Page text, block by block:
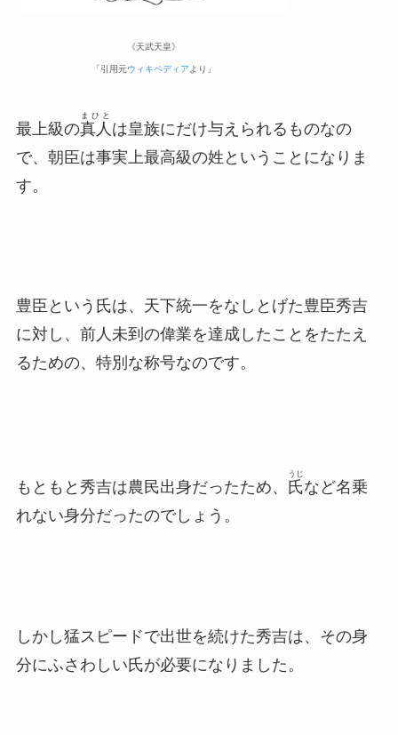
《天武天皇》
「引用元ウィキペディア より」
最上級の真人
まひと
は皇族にだけ与えられるものなの
で、朝臣は事実上最高級の姓ということになりま
す。
豊臣という氏は、天下統一をなしとげた豊臣秀吉
に対し、前人未到の偉業を達成したことをたたえ
るための、特別な称号なのです。
もともと秀吉は農民出身だったため、 氏
うじ
など名乗
れない身分だったのでしょう。
しかし猛スピードで出世を続けた秀吉は、その身
分にふさわしい氏が必要になりました。